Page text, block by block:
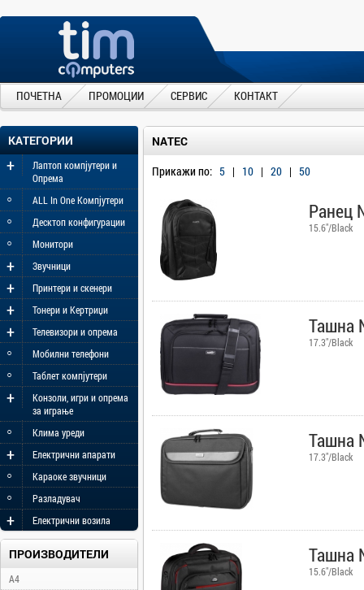
ПОЧЕТНА ПРОМОЦИИ СЕРВИС КОНТАКТ
КАТЕГОРИИ
Лаптоп компјутери и
Опрема
+
ALL In One Компјутери
◦
Десктоп конфигурации
◦
Монитори
◦
Звучници
+
Принтери и скенери
+
Тонери и Кертриџи
+
Телевизори и опрема
+
Мобилни телефони
◦
Таблет компјутери
◦
Конзоли, игри и опрема
за играње
+
Клима уреди
◦
Електрични апарати
+
Караоке звучници
◦
Разладувач
◦
Електрични возила
+
ПРОИЗВОДИТЕЛИ
A4
NATEC
Прикажи по: 5 | 10 | 20 | 50
Ранец
15.6"/Black
Ташна
17.3"/Black
Ташна
17.3"/Black
Ташна
15.6"/Black